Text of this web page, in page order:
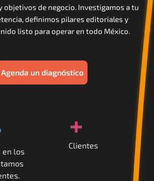
objetivos de negocio. Investigamos a tu
definimos pilares editoriales y
listo para operar en todo México.
Agenda un diagnóstico
en los
+
Clientes